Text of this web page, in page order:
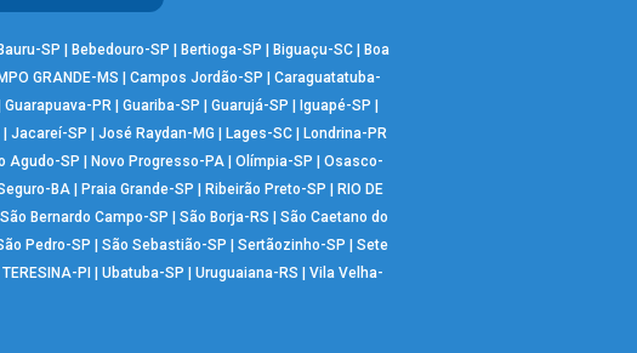
SP | Bebedouro-SP | Bertioga-SP | Biguaçu-SC| Boa
GRANDE-MS | Campos Jordão-SP | Caraguatatuba-
Guarapuava-PR | Guariba-SP | Guarujá-SP | Iguapé-SP |
| Jacareí-SP | José Raydan-MG | Lages-SC| Londrina-PR
Agudo-SP | Novo Progresso-PA | Olímpia-SP | Osasco-
BA| Praia Grande-SP | Ribeirão Preto-SP | RIO DE
São Bernardo Campo-SP | São Borja-RS | São Caetano do
Pedro-SP | São Sebastião-SP | Sertãozinho-SP | Sete
TERESINA-PI | Ubatuba-SP | Uruguaiana-RS | Vila Velha-